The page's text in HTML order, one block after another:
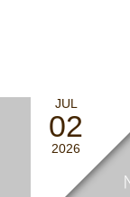
JUL
02
2026